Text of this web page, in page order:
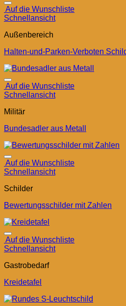
Auf die Wunschliste
Schnellansicht
Außenbereich
Halten-und-Parken-Verboten
Auf die Wunschliste
Schnellansicht
Militär
Bundesadler aus Metall
Auf die Wunschliste
Schnellansicht
Schilder
Bewertungsschilder mit Zahlen
Auf die Wunschliste
Schnellansicht
Gastrobedarf
Kreidetafel